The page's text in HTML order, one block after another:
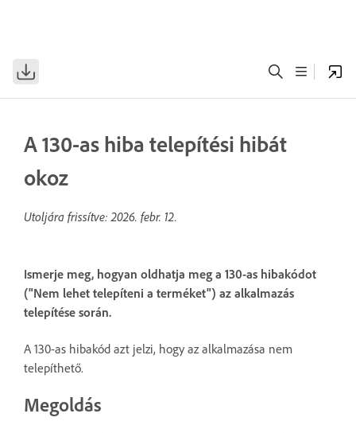
A 130-as hiba telepítési hibát
okoz
Utoljára frissítve:2026. febr. 12.
Ismerje meg, hogyan oldhatja meg a 130-as hibakódot
("Nem lehet telepíteni a terméket") az alkalmazás
telepítése során.
A 130-as hibakód azt jelzi, hogy az alkalmazása nem
telepíthető.
Megoldás